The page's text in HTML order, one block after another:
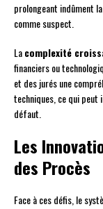
prolongeant indûment
comme suspect.
Lacomplexité
financiers ou
et des jurés une
techniques, ce qui
défaut.
Les
des Procès
Face à ces défis, le